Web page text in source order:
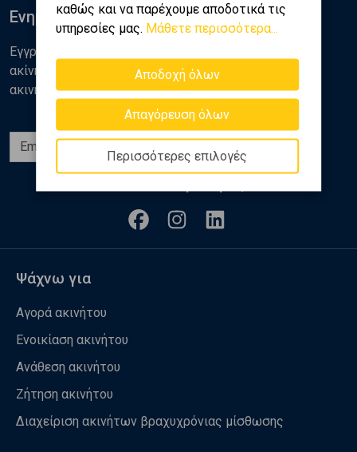
καθώς και να παρέχουμε αποδοτικά τις
υπηρεσίες μας. Μάθετε περισσότερα...
Αποδοχή όλων
Απαγόρευση όλων
Περισσότερες επιλογές
Ενημερωθείτε
Εγγραφείτε στο newsletter της Golden Home για νέα
ακίνητα, αναλύσεις και διάφορα θέματα της αγοράς
ακινήτων
Ψάχνω για
Αγορά ακινήτου
Ενοικίαση ακινήτου
Ανάθεση ακινήτου
Ζήτηση ακινήτου
Διαχείριση ακινήτων βραχυχρόνιας μίσθωσης